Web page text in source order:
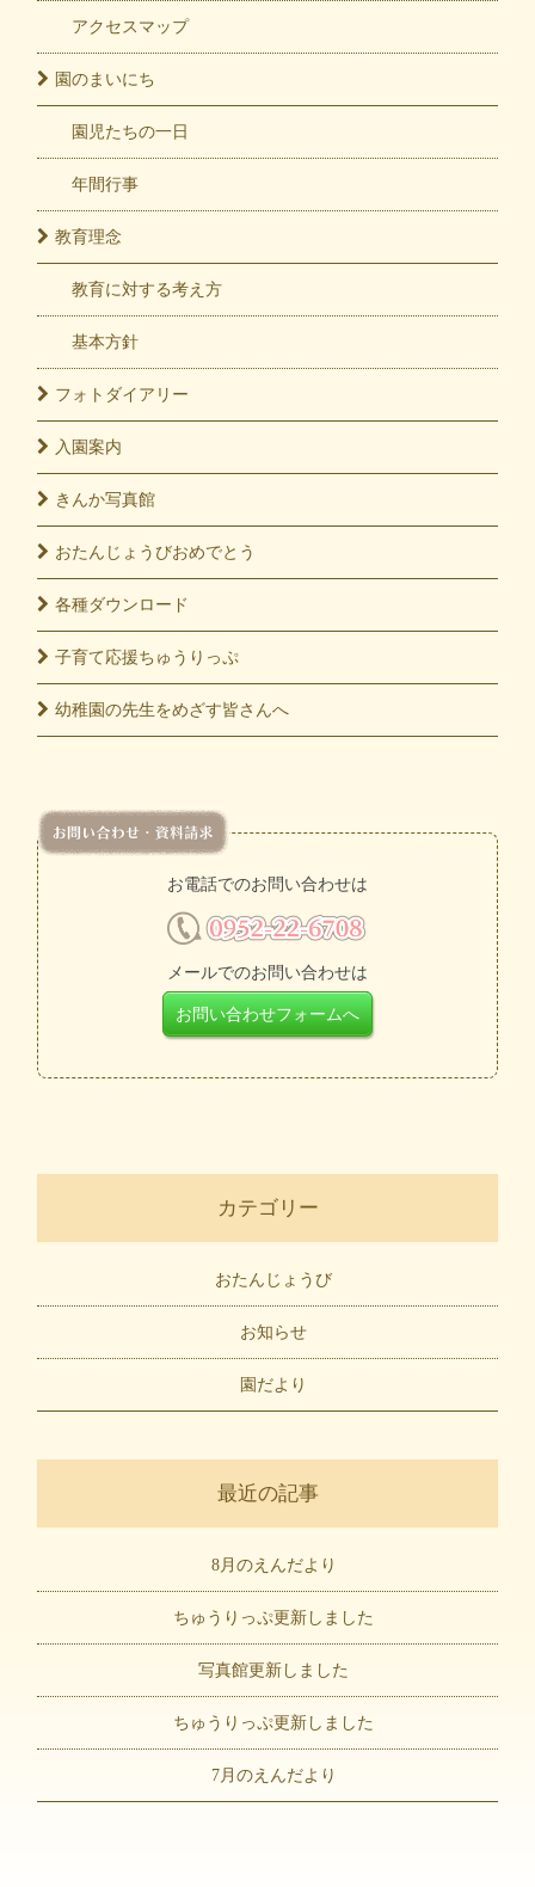
アクセスマップ
園のまいにち
園児たちの一日
年間行事
教育理念
教育に対する考え方
基本方針
フォト ダイアリー
入園案内
きんか写真館
おたんじょうびおめでとう
各種ダウンロード
子育て応援ちゅうりっぷ
幼稚園の先生をめざす皆さんへ
お電話でのお問い合わせは
メールでのお問い合わせは
お問い合わせフォームへ
カテゴリー
おたんじょうび
お知らせ
園だより
最近の記事
8月のえんだより
ちゅうりっぷ更新しました
写真館更新しました
ちゅうりっぷ更新しました
7月のえんだより